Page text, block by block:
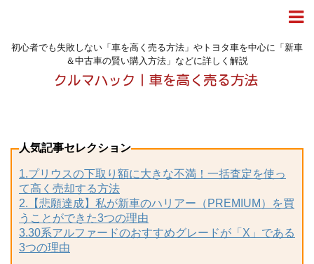
初心者でも失敗しない「車を高く売る方法」やトヨタ車を中心に「新車
＆中古車の賢い購入方法」などに詳しく解説
人気記事セレクション
1.プリウスの下取り額に大きな不満！一括査定を使っ
て高く売却する方法
2.【悲願達成】私が新車のハリアー（PREMIUM）を買
うことができた3つの理由
3.30系アルファードのおすすめグレードが「X」である
3つの理由